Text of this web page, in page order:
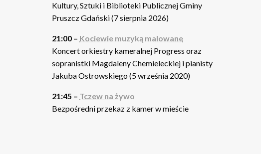
Kultury, Sztuki i Biblioteki Publicznej Gminy
Pruszcz Gdański (7 sierpnia 2026)
21:00 – Kociewie muzyką malowane
Koncert orkiestry kameralnej Progress oraz
sopranistki Magdaleny Chemieleckiej i pianisty
Jakuba Ostrowskiego (5 września 2020)
21:45 – Tczew na żywo
Bezpośredni przekaz z kamer w mieście